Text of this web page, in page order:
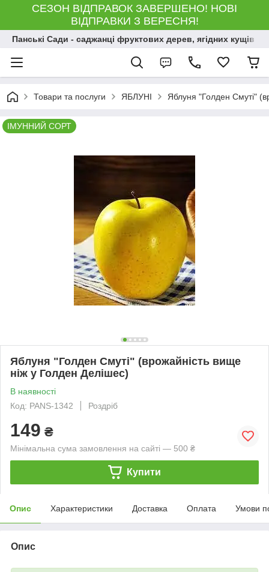
СЕЗОН ВІДПРАВОК ЗАВЕРШЕНО! НОВІ
ВІДПРАВКИ З ВЕРЕСНЯ!
Панські Сади - саджанці фруктових дерев, ягідних кущів і
Товари та послуги ЯБЛУНІ Яблуня "Голден Смуті"
ІМУННИЙ СОРТ
Яблуня "Голден Смуті" (врожайність вище
ніж у Голден Делішес)
В наявності
Код: PANS-1342
Роздріб
149 ₴
Мінімальна сума замовлення на сайті — 500 ₴
Купити
Опис Характеристики Доставка Оплата Умови
Опис